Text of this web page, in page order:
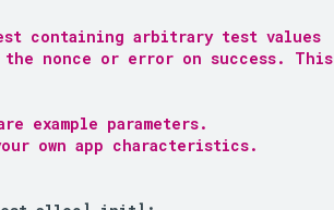
containing arbitrary test values
nonce or error on success. This
example parameters.
own app characteristics.